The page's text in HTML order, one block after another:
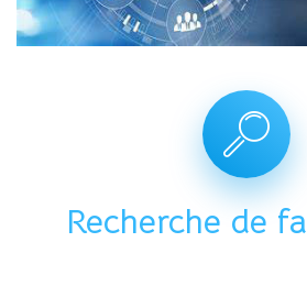
Recherche de